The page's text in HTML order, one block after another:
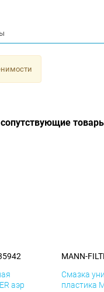
аэр
MANN-
Смазка
пластика